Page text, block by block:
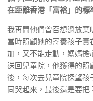
在距離香港「富裕」的標
我再問他們曾否想過放棄
當時照顧她的寄養孩子實
加，又不能走動，媽媽擔
送回兒童院，他獲得的照
後，每次去兒童院探望孩
同哭起來，最後還是要把